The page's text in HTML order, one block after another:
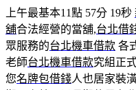
上午最基本11點 57分 19秒
舖合法經營的當舖,台北借
眾服務的台北機車借款 各
老師台北機車借款究組正
您名牌包借錢人也居家裝